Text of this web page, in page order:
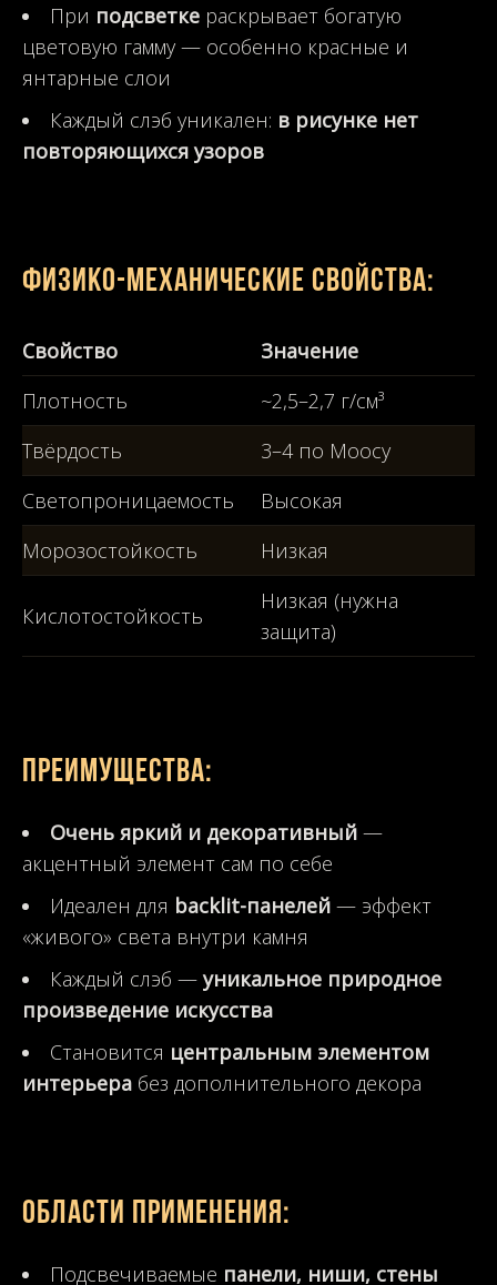
При подсветке раскрывает богатую
цветовую гамму — особенно красные и
янтарные слои
Каждый слэб уникален: в рисунке нет
повторяющихся узоров
Физико-механические свойства:
Свойство
Значение
Плотность
~2,5–2,7 г/см³
Твёрдость
3–4 по Моосу
Светопроницаемость
Высокая
Морозостойкость
Низкая
Кислотостойкость
Низкая (нужна
защита)
Преимущества:
Очень яркий и декоративный —
акцентный элемент сам по себе
Идеален для backlit-панелей — эффект
«живого» света внутри камня
Каждый слэб —уникальное природное
произведение искусства
Становится центральным элементом
интерьера без дополнительного декора
Области применения:
Подсвечиваемые панели, ниши, стены